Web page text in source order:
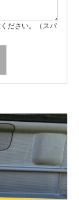
ださい。（スパ